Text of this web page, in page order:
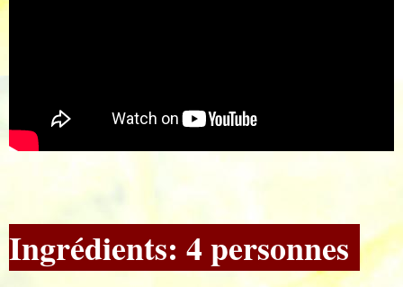
Ingrédients: 4 personnes